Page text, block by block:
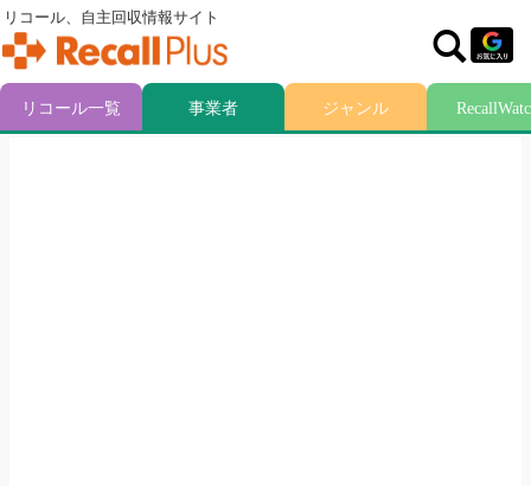
リコール、自主回収情報サイト
リコール一覧 事業者 ジャンル